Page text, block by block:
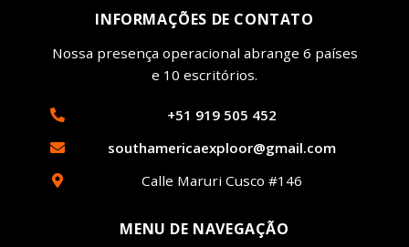
INFORMAÇÕES DE CONTATO
Nossa presença operacional abrange 6 países
e 10 escritórios.
+51 919 505 452
southamericaexploor@gmail.com
Calle Maruri Cusco #146
MENU DE NAVEGAÇÃO